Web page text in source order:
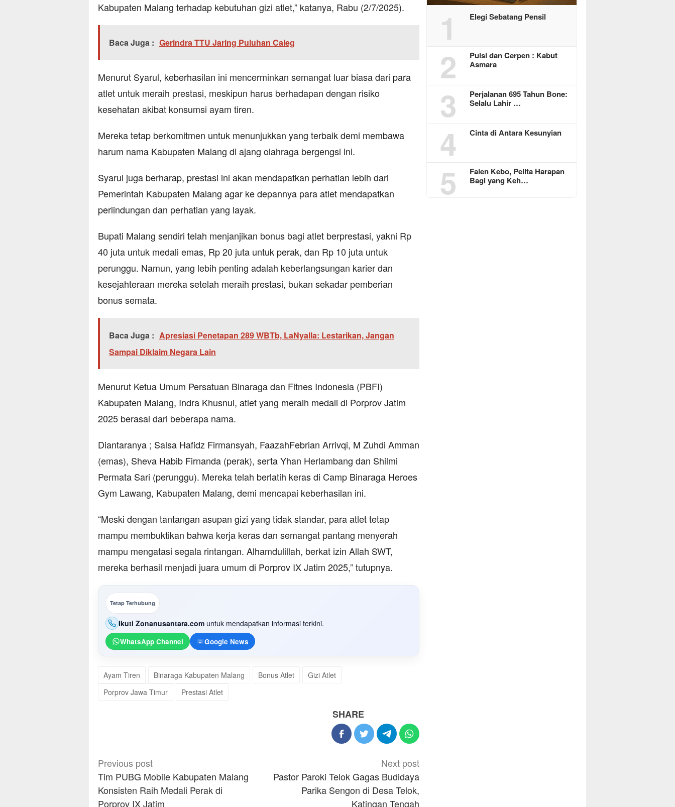
Kabupaten Malang terhadap kebutuhan gizi atlet,” katanya, Rabu (2/7/2025).
Baca Juga : Gerindra TTU Jaring Puluhan Caleg
Menurut Syarul, keberhasilan ini mencerminkan semangat luar biasa dari para
atlet untuk meraih prestasi, meskipun harus berhadapan dengan risiko
kesehatan akibat konsumsi ayam tiren.
Mereka tetap berkomitmen untuk menunjukkan yang terbaik demi membawa
harum nama Kabupaten Malang di ajang olahraga bergengsi ini.
Syarul juga berharap, prestasi ini akan mendapatkan perhatian lebih dari
Pemerintah Kabupaten Malang agar ke depannya para atlet mendapatkan
perlindungan dan perhatian yang layak.
Bupati Malang sendiri telah menjanjikan bonus bagi atlet berprestasi, yakni Rp
40 juta untuk medali emas, Rp 20 juta untuk perak, dan Rp 10 juta untuk
perunggu. Namun, yang lebih penting adalah keberlangsungan karier dan
kesejahteraan mereka setelah meraih prestasi, bukan sekadar pemberian
bonus semata.
Baca Juga : Apresiasi Penetapan 289 WBTb, LaNyalla: Lestarikan, Jangan
Sampai Diklaim Negara Lain
Menurut Ketua Umum Persatuan Binaraga dan Fitnes Indonesia (PBFI)
Kabupaten Malang, Indra Khusnul, atlet yang meraih medali di Porprov Jatim
2025 berasal dari beberapa nama.
Diantaranya ; Salsa Hafidz Firmansyah, FaazahFebrian Arrivqi, M Zuhdi Amman
(emas), Sheva Habib Firnanda (perak), serta Yhan Herlambang dan Shilmi
Permata Sari (perunggu). Mereka telah berlatih keras di Camp Binaraga Heroes
Gym Lawang, Kabupaten Malang, demi mencapai keberhasilan ini.
“Meski dengan tantangan asupan gizi yang tidak standar, para atlet tetap
mampu membuktikan bahwa kerja keras dan semangat pantang menyerah
mampu mengatasi segala rintangan. Alhamdulillah, berkat izin Allah SWT,
mereka berhasil menjadi juara umum di Porprov IX Jatim 2025,” tutupnya.
Tetap Terhubung
Ikuti Zonanusantara.com untuk mendapatkan informasi terkini.
WhatsApp Channel Google News
Ayam Tiren Binaraga Kabupaten Malang Bonus Atlet
Gizi Atlet
Porprov Jawa Timur
Prestasi Atlet
SHARE
Post
navigation
Previous post
Tim PUBG Mobile Kabupaten Malang
Konsisten Raih Medali Perak di
Porprov IX Jatim
Next post
Pastor Paroki Telok Gagas Budidaya
Parika Sengon di Desa Telok,
Katingan Tengah
1 Elegi Sebatang Pensil
2
Puisi dan Cerpen : Kabut
Asmara
3
Perjalanan 695 Tahun Bone:
Selalu Lahir …
4 Cinta di Antara Kesunyian
5
Falen Kebo, Pelita Harapan
Bagi yang Keh…